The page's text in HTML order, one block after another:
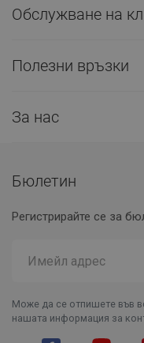
Обслужване на
Полезни връзки
За нас
Бюлетин
Регистрирайте се за
Може да се отпишете във
нашата информация за